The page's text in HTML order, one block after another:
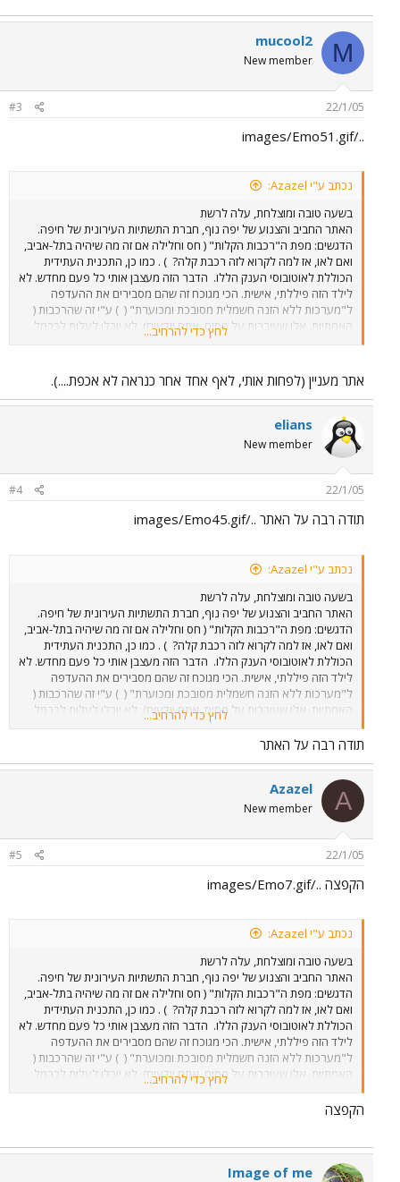
העוזר למנכ"ל "יפה-נוף", למרות זה שאני לא מסכים לעליונות ה"רכבת
של המאה ה21"
. M
mucool2
New member
22/1/05
#3
../images/Emo51.gif
נכתב ע"י Azazel:
בשעה טובה ומוצלחת, עלה לרשת
האתר החביב והצנוע של יפה נוף, חברת התשתיות העירונית של חיפה.
הדגשים: מפת ה"רכבות הקלות" ( חס וחלילה אם זה מה שיהיה בתל-אביב,
ואם לאו, אז למה לקרוא לזה רכבת קלה? ) . כמו כן, התכנית העתידית
הכוללת לאוטובוסי הענק הללו. הדבר הזה מעצבן אותי כל פעם מחדש. לא
לילד הזה פיללתי, אישית. הכי מגוכח זה שהם מסבירים את ההעדפה
ל"מערכות ללא הזנה חשמלית מסובכת ומכוערת" ( ) ע"י זה שהרכבות (
האמתיות. אלו שעוברות על פסים, אתם יודעים), לא יוכלו לעלות לכרמל
ובאותו הזמן לא מתוכננים קוים לכרמל ולנווה שאנן!!!
כדי לצאת לידי חובה. עם זאת, העלאת האתר עצמה היא סימן חיובי וחשוב,
של הגדלת הפתיחות לציבור. אני הייתי רוצה לחזור על התודה שיש לי לחן,
העוזר למנכ"ל "יפה-נוף", למרות זה שאני לא מסכים לעליונות ה"רכבת
של המאה ה21"
.
לחץ כדי להרחיב...
אתר מעניין (לפחות אותי, לאף אחד אחר כנראה לא אכפת....).
elians
New member
22/1/05
#4
תודה רבה על האתר ../images/Emo45.gif
נכתב ע"י Azazel:
בשעה טובה ומוצלחת, עלה לרשת
האתר החביב והצנוע של יפה נוף, חברת התשתיות העירונית של חיפה.
הדגשים: מפת ה"רכבות הקלות" ( חס וחלילה אם זה מה שיהיה בתל-אביב,
ואם לאו, אז למה לקרוא לזה רכבת קלה? ) . כמו כן, התכנית העתידית
הכוללת לאוטובוסי הענק הללו. הדבר הזה מעצבן אותי כל פעם מחדש. לא
לילד הזה פיללתי, אישית. הכי מגוכח זה שהם מסבירים את ההעדפה
ל"מערכות ללא הזנה חשמלית מסובכת ומכוערת" ( ) ע"י זה שהרכבות (
האמתיות. אלו שעוברות על פסים, אתם יודעים), לא יוכלו לעלות לכרמל
ובאותו הזמן לא מתוכננים קוים לכרמל ולנווה שאנן!!!
גורם לתחושה מאוד לא נעימה. לתחושה שמחפפים, ושמתכננים מערכת
של הגדלת הפתיחות לציבור. אני הייתי רוצה לחזור על התודה שיש לי לחן,
העוזר למנכ"ל "יפה-נוף", למרות זה שאני לא מסכים לעליונות ה"רכבת
של המאה ה21"
.
לחץ כדי להרחיב...
תודה רבה על האתר
A
Azazel
New member
22/1/05
#5
הקפצה ../images/Emo7.gif
נכתב ע"י Azazel:
בשעה טובה ומוצלחת, עלה לרשת
האתר החביב והצנוע של יפה נוף, חברת התשתיות העירונית של חיפה.
הדגשים: מפת ה"רכבות הקלות" ( חס וחלילה אם זה מה שיהיה בתל-אביב,
ואם לאו, אז למה לקרוא לזה רכבת קלה? ) . כמו כן, התכנית העתידית
הכוללת לאוטובוסי הענק הללו. הדבר הזה מעצבן אותי כל פעם מחדש. לא
לילד הזה פיללתי, אישית. הכי מגוכח זה שהם מסבירים את ההעדפה
ל"מערכות ללא הזנה חשמלית מסובכת ומכוערת" ( ) ע"י זה שהרכבות (
האמתיות. אלו שעוברות על פסים, אתם יודעים), לא יוכלו לעלות לכרמל
ובאותו הזמן לא מתוכננים קוים לכרמל ולנווה שאנן!!!
גורם לתחושה מאוד לא נעימה. לתחושה שמחפפים, ושמתכננים מערכת
כדי לצאת לידי חובה. עם זאת, העלאת האתר עצמה היא סימן חיובי וחשוב,
העוזר למנכ"ל "יפה-נוף", למרות זה שאני לא מסכים לעליונות ה"רכבת
של המאה ה21"
.
לחץ כדי להרחיב...
הקפצה
Image of me